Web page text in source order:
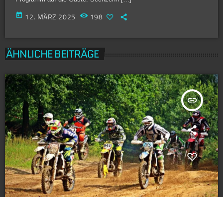
today 12. MÄRZ 2025 198
ÄHNLICHE BEITRÄGE
insert_link